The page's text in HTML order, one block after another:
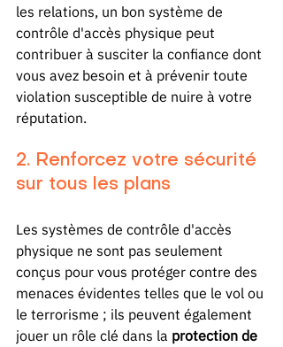
les relations, un bon système de
contrôle d'accès physique peut
contribuer à susciter la confiance dont
vous avez besoin et à prévenir toute
violation susceptible de nuire à votre
réputation.
2. Renforcez votre sécurité
sur tous les plans
Les systèmes de contrôle d'accès
physique ne sont pas seulement
conçus pour vous protéger contre des
menaces évidentes telles que le vol ou
le terrorisme ; ils peuvent également
jouer un rôle clé dans la protection de